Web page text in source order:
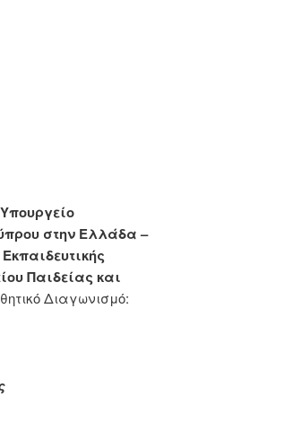
στην Ελλάδα –
Παιδείας και
Διαγωνισμό: